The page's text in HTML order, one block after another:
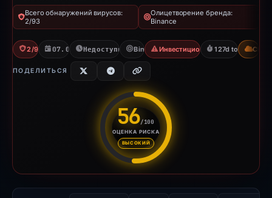
Всего обнаружений вирусов:
2/93
Олицетворение бренда:
Binance
2/93 VT07.01.2026Недоступно с 14.05.2026
BinanceИнвестиционное127d to CDN
ПОДЕЛИТЬСЯ
56/100
ОЦЕНКА РИСКА
ВЫСОКИЙ
Оценка риска: 56 из 100.